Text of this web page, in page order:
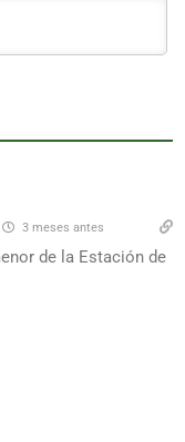
3 meses antes
de la Estación de